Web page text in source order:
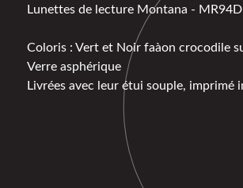
Lunettes de lecture Montana -
Coloris : Vert et Noir faàon crocodile
Verre asphérique
Livrées avec leur étui souple,